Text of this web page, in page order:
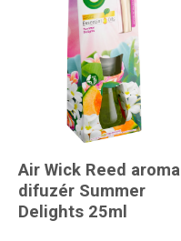
Air Wick Reed aroma
difuzér Summer
Delights 25ml